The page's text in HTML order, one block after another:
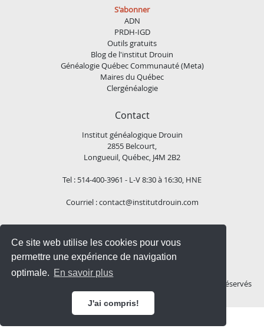
Ce site web utilise les cookies pour vous
permettre une expérience de navigation
optimale. En savoir plus
J'ai compris!
S'abonner
ADN
PRDH-IGD
Outils gratuits
Blog de l'institut Drouin
Généalogie Québec Communauté (Meta)
Maires du Québec
Clergénéalogie
Contact
Institut généalogique Drouin
2855 Belcourt,
Longueuil, Québec, J4M 2B2
Tel : 514-400-3961 - L-V 8:30 à 16:30, HNE
Courriel :contact@institutdrouin.com
Suivez-nous!
2026 Institut généalogique Drouin, Tous droits réservés